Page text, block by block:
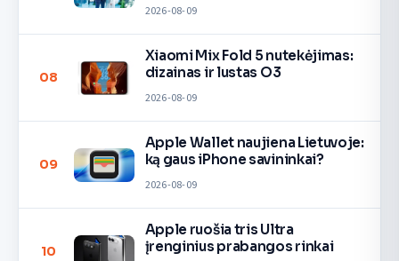
2026-08-09
08
Xiaomi Mix Fold 5 nutekėjimas:
dizainas ir lustas O3
2026-08-09
09
Apple Wallet naujiena Lietuvoje:
ką gaus iPhone savininkai?
2026-08-09
10
Apple ruošia tris Ultra
įrenginius prabangos rinkai